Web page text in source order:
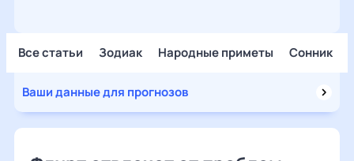
Все статьи Зодиак Народные приметы Сонник
Ваши данные для прогнозов